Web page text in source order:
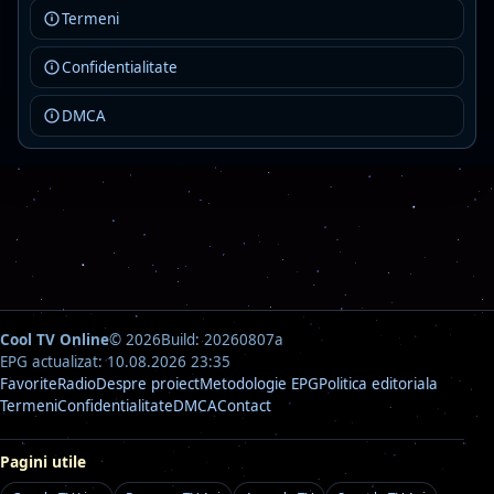
Termeni
Confidentialitate
DMCA
Rock Fm Ballads
AAC · 80 kbps
ballads classic rock
Asculta
Detalii
Cool TV Online© 2026Build: 20260807a
EPG actualizat: 10.08.2026 23:35
FavoriteRadioDespre proiectMetodologie EPGPolitica editoriala
TermeniConfidentialitateDMCAContact
Pagini utile